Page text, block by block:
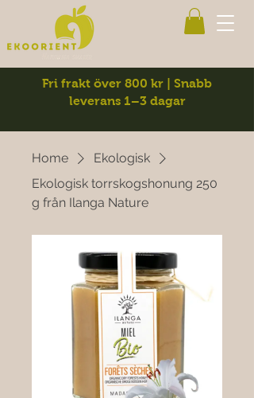
Fri frakt över 800 kr | Snabb
leverans 1–3 dagar
Home
Ekologisk
Ekologisk torrskogshonung 250
g från Ilanga Nature